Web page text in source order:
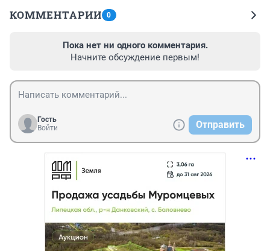
КОММЕНТАРИИ 0
Пока нет ни одного комментария.
Начните обсуждение первым!
Гость
Войти
Отправить